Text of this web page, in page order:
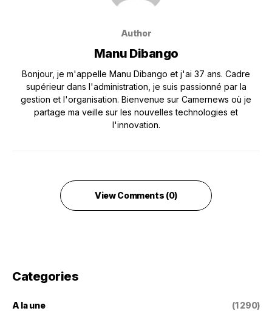
Author
Manu Dibango
Bonjour, je m'appelle Manu Dibango et j'ai 37 ans. Cadre
supérieur dans l'administration, je suis passionné par la
gestion et l'organisation. Bienvenue sur Camernews où je
partage ma veille sur les nouvelles technologies et
l'innovation.
View Comments (0)
Categories
A la une (1 290)